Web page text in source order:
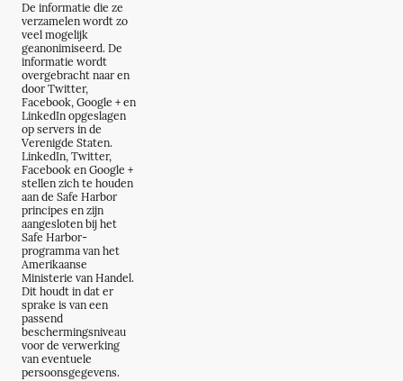
De informatie die ze
verzamelen wordt zo
veel mogelijk
geanonimiseerd. De
informatie wordt
overgebracht naar en
door Twitter,
Facebook, Google + en
LinkedIn opgeslagen
op servers in de
Verenigde Staten.
LinkedIn, Twitter,
Facebook en Google +
stellen zich te houden
aan de Safe Harbor
principes en zijn
aangesloten bij het
Safe Harbor-
programma van het
Amerikaanse
Ministerie van Handel.
Dit houdt in dat er
sprake is van een
passend
beschermingsniveau
voor de verwerking
van eventuele
persoonsgegevens.